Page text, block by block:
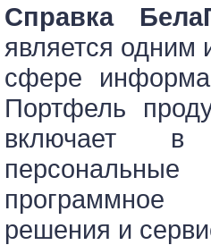
Справка
является одним
сфере
Портфель
включает в
решения и